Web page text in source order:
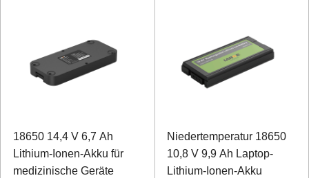
18650 14,4 V 6,7 Ah
Lithium-Ionen-Akku für
medizinische Geräte
Niedertemperatur 18650
10,8 V 9,9 Ah Laptop-
Lithium-Ionen-Akku